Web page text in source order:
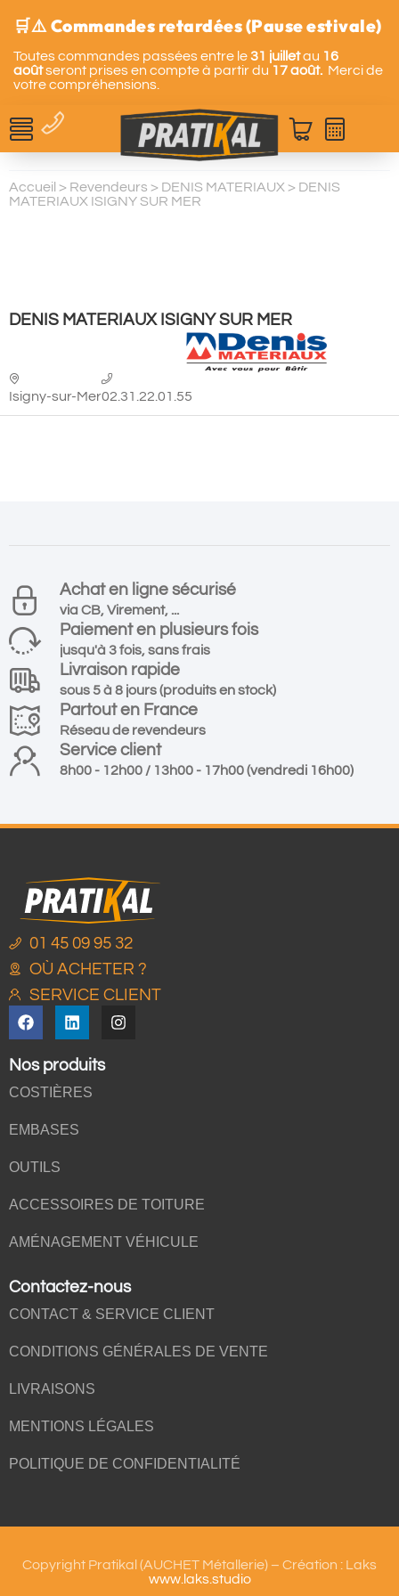
🛒⚠️ Commandes retardées (Pause estivale)
Toutes commandes passées entre le31 juilletau 16
aoûtseront prises en compte à partir du 17 août. Merci de
votre compréhensions.
Accueil > Revendeurs > DENIS MATERIAUX > DENIS
MATERIAUX ISIGNY SUR MER
DENIS MATERIAUX ISIGNY SUR MER
Isigny-sur-Mer02.31.22.01.55
Achat en ligne sécurisé
via CB, Virement, ...
Paiement en plusieurs fois
jusqu'à 3 fois, sans frais
Livraison rapide
sous 5 à 8 jours (produits en stock)
Partout en France
Réseau de revendeurs
Service client
8h00 - 12h00 / 13h00 - 17h00 (vendredi 16h00)
01 45 09 95 32
OÙ ACHETER ?
SERVICE CLIENT
Nos produits
COSTIÈRES
EMBASES
OUTILS
ACCESSOIRES DE TOITURE
AMÉNAGEMENT VÉHICULE
Contactez-nous
CONTACT & SERVICE CLIENT
CONDITIONS GÉNÉRALES DE VENTE
LIVRAISONS
MENTIONS LÉGALES
POLITIQUE DE CONFIDENTIALITÉ
Copyright Pratikal (AUCHET Métallerie) – Création : Laks
www.laks.studio